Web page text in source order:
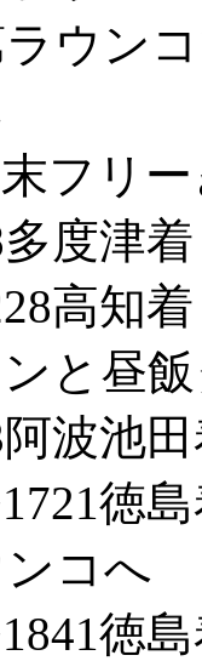
ウン
フリ
度津着
高知着
と昼
波池
徳
コへ
徳